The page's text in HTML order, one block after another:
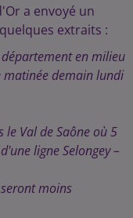
a envoyé un
extraits :
en milieu
matinée demain lundi
le Val de Saône où 5
ligne Selongey –
moins